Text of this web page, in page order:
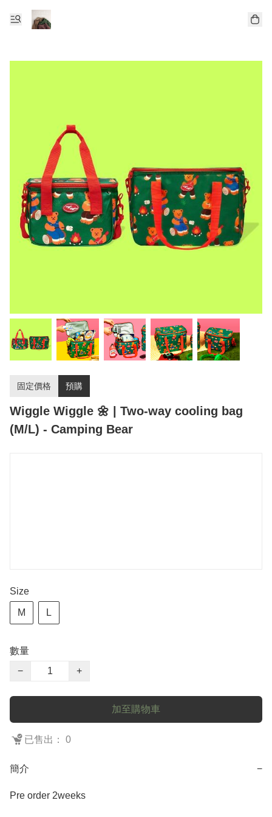
固定價格 預購
Wiggle Wiggle 🌼 | Two-way cooling bag
(M/L) - Camping Bear
Size
M L
數量
−
+
加至購物車
已售出： 0
簡介 −
Pre order 2weeks